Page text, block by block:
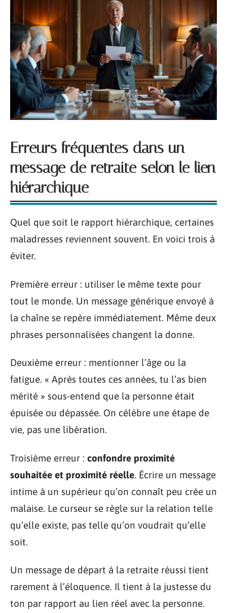
Erreurs fréquentes dans un
message de retraite selon le lien
hiérarchique
Quel que soit le rapport hiérarchique, certaines
maladresses reviennent souvent. En voici trois à
éviter.
Première erreur : utiliser le même texte pour
tout le monde. Un message générique envoyé à
la chaîne se repère immédiatement. Même deux
phrases personnalisées changent la donne.
Deuxième erreur : mentionner l’âge ou la
fatigue. « Après toutes ces années, tu l’as bien
mérité » sous-entend que la personne était
épuisée ou dépassée. On célèbre une étape de
vie, pas une libération.
Troisième erreur : confondre proximité
souhaitée et proximité réelle. Écrire un message
intime à un supérieur qu’on connaît peu crée un
malaise. Le curseur se règle sur la relation telle
qu’elle existe, pas telle qu’on voudrait qu’elle
soit.
Un message de départ à la retraite réussi tient
rarement à l’éloquence. Il tient à la justesse du
ton par rapport au lien réel avec la personne.